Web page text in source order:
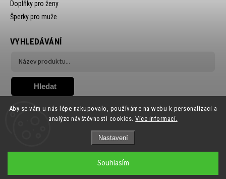
Aby se vám u nás lépe nakupovalo, používáme na webu k personalizaci a
analýze návštěvnosti cookies.Více informací.
Nastavení
Souhlasím
Doplňky pro ženy
Šperky pro muže
VYHLEDÁVÁNÍ
Hledat
Ewena.CZ. Všechna práva vyhrazena.